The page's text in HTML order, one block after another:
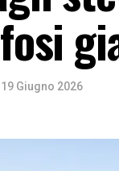
19 Giugno 2026